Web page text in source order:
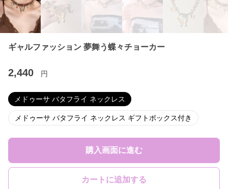
ギャルファッション 夢舞う蝶々チョーカー
2,440 円
メドゥーサ バタフライ ネックレス
メドゥーサ バタフライ ネックレス ギフトボックス付き
購入画面に進む
カートに追加する